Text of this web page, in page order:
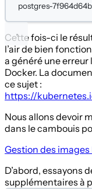
postgres-
Cette fois-ci le
l’air de bien
a généré une
Docker. La
ce sujet :
https://
Nous allons devoir
dans le cambouis
Gestion des
D’abord, essayons
supplémentaires à